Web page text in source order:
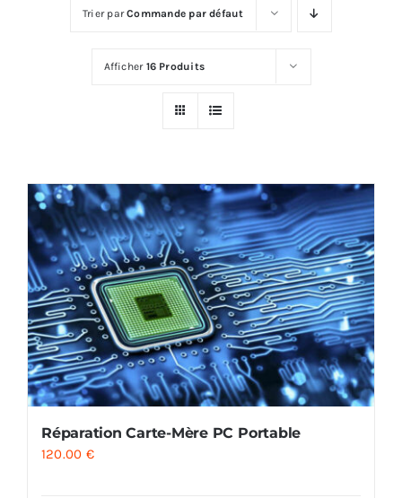
AUDIO
MAISON
PROMOTION
Trier parCommande par défaut
Afficher 16 Produits
Réparation Carte-Mère PC Portable
120.00 €